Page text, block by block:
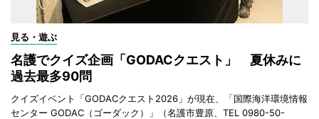
見る・遊ぶ
名護でクイズ企画「GODACクエスト」 夏休みに
過去最多90問
クイズイベント「GODACクエスト2026」が現在、「国際海洋環境情報
センター GODAC（ゴーダック）」（名護市豊原、TEL 0980-50-